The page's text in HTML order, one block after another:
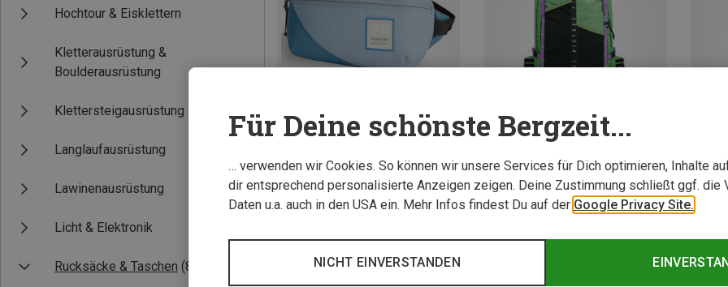
Hochtour & Eisklettern
Kletterausrüstung &
Boulderausrüstung
Klettersteigausrüstung
Langlaufausrüstung
Lawinenausrüstung
Licht & Elektronik
Rucksäcke & Taschen (8)
Du
Für Deine schönste Bergzeit...
… verwenden wir Cookies. So können wir unsere Services für Dich optimieren, Inhalte
dir entsprechend personalisierte Anzeigen zeigen. Deine Zustimmung schließt ggf. die
Daten u.a. auch in den USA ein. Mehr Infos findest Du auf der Google Privacy Site.
NICHT EINVERSTANDEN